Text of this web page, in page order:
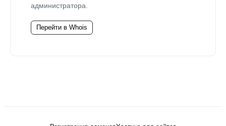
администратора.
Перейти в Whois